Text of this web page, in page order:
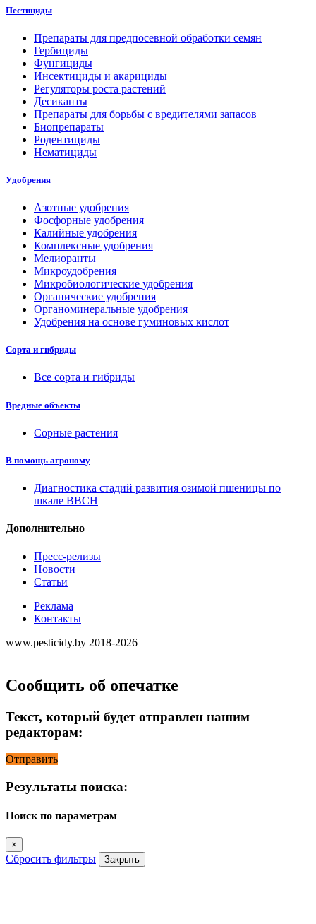
Пестициды
Препараты для предпосевной обработки семян
Гербициды
Фунгициды
Инсектициды и акарициды
Регуляторы роста растений
Десиканты
Препараты для борьбы с вредителями запасов
Биопрепараты
Родентициды
Нематициды
Удобрения
Азотные удобрения
Фосфорные удобрения
Калийные удобрения
Комплексные удобрения
Мелиоранты
Микроудобрения
Микробиологические удобрения
Органические удобрения
Органоминеральные удобрения
Удобрения на основе гуминовых кислот
Сорта и гибриды
Все сорта и гибриды
Вредные объекты
Сорные растения
В помощь агроному
Диагностика стадий развития озимой пшеницы по
шкале ВВСН
Дополнительно
Пресс-релизы
Новости
Статьи
Реклама
Контакты
www.pesticidy.by 2018-2026
Сообщить об опечатке
Текст, который будет отправлен нашим
редакторам:
Отправить
Результаты поиска:
Поиск по параметрам
×
Сбросить фильтры Закрыть